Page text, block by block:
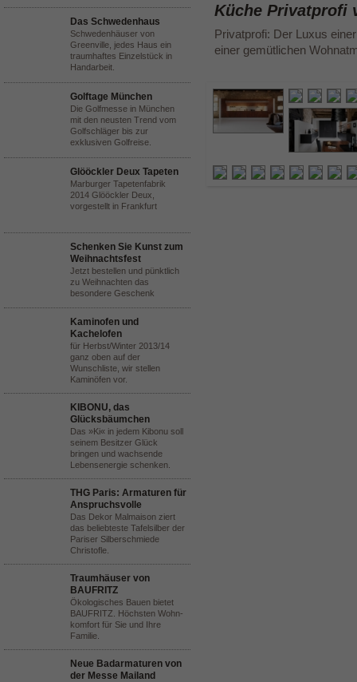
Das Schwedenhaus
Schwedenhäuser von
Greenville, jedes Haus ein
traumhaftes Einzelstück in
Handarbeit.
Golftage München
Die Golfmesse in München
mit den neusten Trend vom
Golfschläger bis zur
exklusiven Golfreise.
Glööckler Deux Tapeten
Marburger Tapetenfabrik
2014 Glööckler Deux,
vorgestellt in Frankfurt
Schenken Sie Kunst zum
Weihnachtsfest
Jetzt bestellen und pünktlich
zu Weihnachten das
besondere Geschenk
Kaminofen und
Kachelofen
für Herbst/Winter 2013/14
ganz oben auf der
Wunschliste, wir stellen
Kaminöfen vor.
KIBONU, das
Glücksbäumchen
Das »Ki« in jedem Kibonu soll
seinem Besitzer Glück
bringen und wachsende
Lebensenergie schenken.
THG Paris: Armaturen für
Anspruchsvolle
Das Dekor Malmaison ziert
das beliebteste Tafelsilber der
Pariser Silberschmiede
Christofle.
Traumhäuser von
BAUFRITZ
Ökologisches Bauen bietet
BAUFRITZ. Höchsten Wohn-
komfort für Sie und Ihre
Familie.
Neue Badarmaturen von
der Messe Mailand
Küche Privatprofi
Privatprofi: Der Luxus
einer gemütlichen